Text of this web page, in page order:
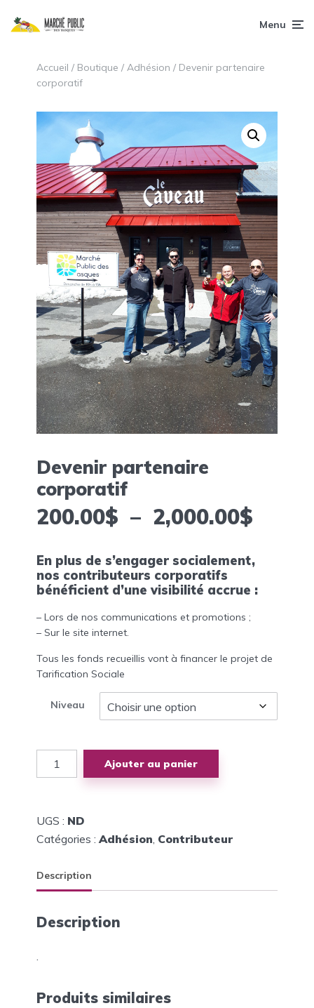
Menu
Accueil / Boutique / Adhésion / Devenir partenaire
corporatif
Devenir partenaire
corporatif
200.00$ – 2,000.00$
prix :
à
En plus de s’engager socialement,
nos contributeurs corporatifs
bénéficient d’une visibilité accrue :
– Lors de nos communications et promotions ;
– Sur le site internet.
Tous les fonds recueillis vont à financer le projet de
Tarification Sociale
Niveau
quantité
Devenir
Ajouter au panier
UGS : ND
Catégories :Adhésion, Contributeur
Description
Description
.
Produits similaires